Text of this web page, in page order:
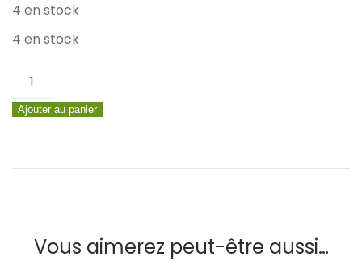
4 en stock
4 en stock
quantité
de
6Ajouter au panier
Vous aimerez peut-être aussi…